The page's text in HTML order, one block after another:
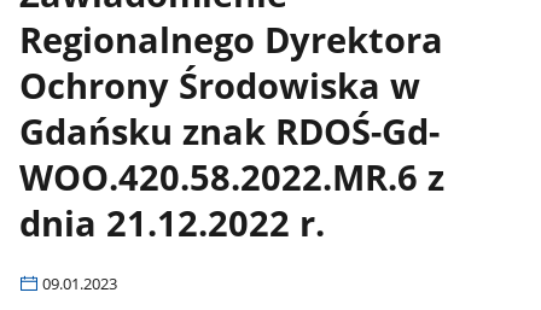
Regionalnego Dyrektora
Ochrony Środowiska w
Gdańsku znak RDOŚ-Gd-
WOO.420.58.2022.MR.6 z
dnia 21.12.2022 r.
09.01.2023